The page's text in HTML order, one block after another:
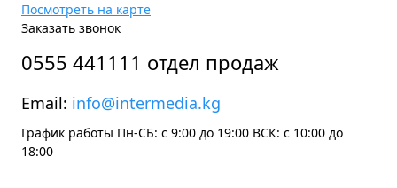
Посмотреть на карте
Заказать звонок
0555 441111 отдел продаж
Email: info@intermedia.kg
График работы Пн-СБ: с 9:00 до 19:00 ВСК: с 10:00 до
18:00